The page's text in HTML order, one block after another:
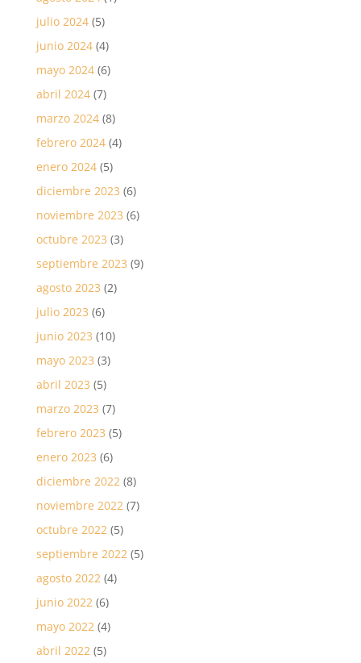
julio 2024(5)
junio 2024(4)
mayo 2024(6)
abril 2024(7)
marzo 2024(8)
febrero 2024(4)
enero 2024(5)
diciembre 2023 (6)
noviembre 2023 (6)
octubre 2023 (3)
septiembre 2023 (9)
agosto 2023 (2)
julio 2023 (6)
junio 2023 (10)
mayo 2023 (3)
abril 2023 (5)
marzo 2023 (7)
febrero 2023 (5)
enero 2023 (6)
diciembre 2022(8)
noviembre 2022(7)
octubre 2022(5)
septiembre 2022(5)
agosto 2022(4)
junio 2022(6)
mayo 2022(4)
abril 2022(5)